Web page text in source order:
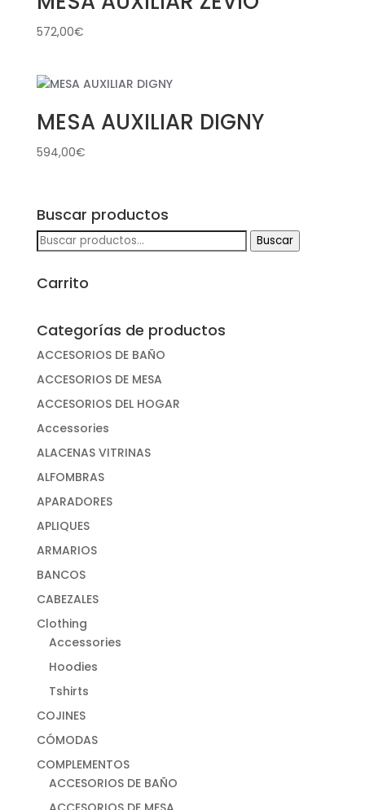
572,00€
MESA AUXILIAR DIGNY
594,00€
Buscar productos
Buscar
por:
Buscar
Carrito
Categorías de productos
ACCESORIOS DE BAÑO
ACCESORIOS DE MESA
ACCESORIOS DEL HOGAR
Accessories
ALACENAS VITRINAS
ALFOMBRAS
APARADORES
APLIQUES
ARMARIOS
BANCOS
CABEZALES
Clothing
Accessories
Hoodies
Tshirts
COJINES
CÓMODAS
COMPLEMENTOS
ACCESORIOS DE BAÑO